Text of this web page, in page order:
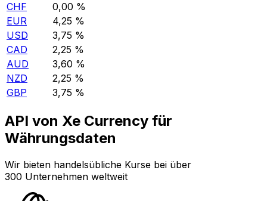
CHF
0,00 %
EUR
4,25 %
USD
3,75 %
CAD
2,25 %
AUD
3,60 %
NZD
2,25 %
GBP
3,75 %
API von Xe Currency für
Währungsdaten
Wir bieten handelsübliche Kurse bei über
300 Unternehmen weltweit